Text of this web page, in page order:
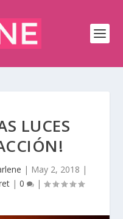
LUCES
| May 2, 2018 |
| 0 |